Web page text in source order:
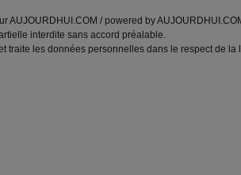
AUJOURDHUI.COM / powered by
interdite sans accord préalable.
traite les données personnelles dans le respect de